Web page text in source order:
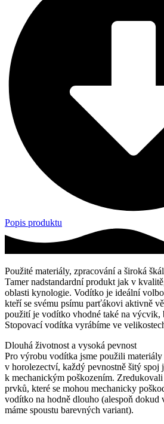
Popis produktu
Použité materiály, zpracování a široká
Tamer nadstandardní produkt jak v
oblasti kynologie. Vodítko je ideální
kteří se svému psímu parťákovi aktivně
použití je vodítko vhodné také na výcvik,
Stopovací vodítka vyrábíme ve
Dlouhá životnost a vysoká pevnost
Pro výrobu vodítka jsme použili
v horolezectví, každý pevnostně šitý spoj
k mechanickým poškozením.
prvků, které se mohou mechanicky
vodítko na hodně dlouho (alespoň dokud
máme spoustu barevných variant).